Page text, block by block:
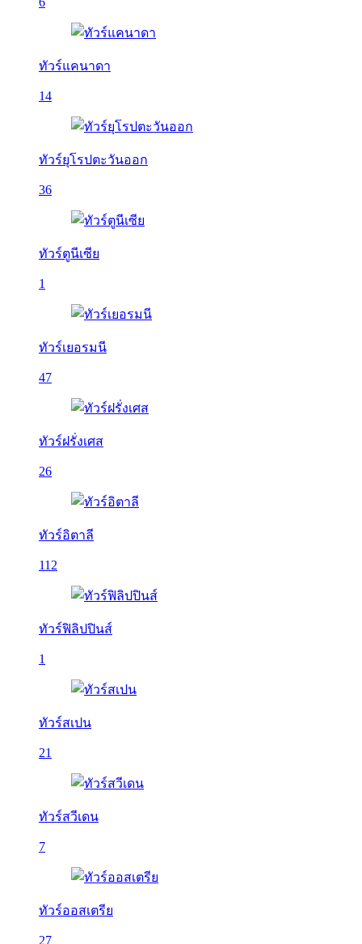
ทัวร์แคนาดา
14
ทัวร์ยุโรปตะวันออก
36
ทัวร์ตูนีเซีย
1
ทัวร์เยอรมนี
47
ทัวร์ฝรั่งเศส
26
ทัวร์อิตาลี
112
ทัวร์ฟิลิปปินส์
1
ทัวร์สเปน
21
ทัวร์สวีเดน
7
ทัวร์ออสเตรีย
27